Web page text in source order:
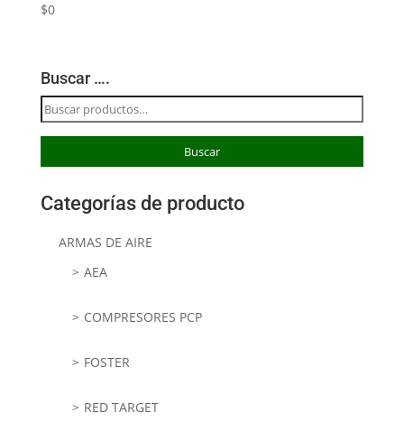
$0
Buscar ….
Buscar
por:
Buscar
Categorías de producto
ARMAS DE AIRE
AEA
COMPRESORES PCP
FOSTER
RED TARGET